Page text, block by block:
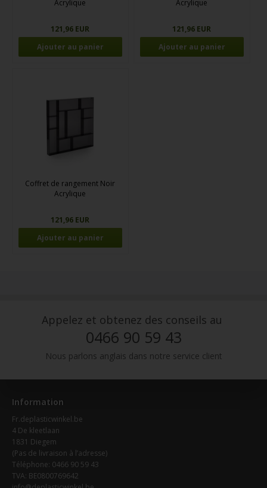
Acrylique
121,96 EUR
Acrylique
121,96 EUR
Coffret de rangement Noir
Acrylique
121,96 EUR
Appelez et obtenez des conseils au
0466 90 59 43
Nous parlons anglais dans notre service client
Information
Fr.deplasticwinkel.be
4 De kleetlaan
1831 Diegem
(Pas de livraison à l’adresse)
Téléphone: 0466 90 59 43
TVA: BE0800769642